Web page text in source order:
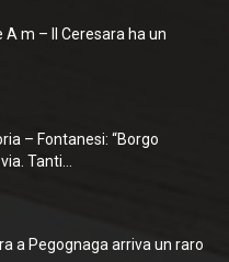
m – Il Ceresara ha un
– Fontanesi: “Borgo
Tanti...
a Pegognaga arriva un raro